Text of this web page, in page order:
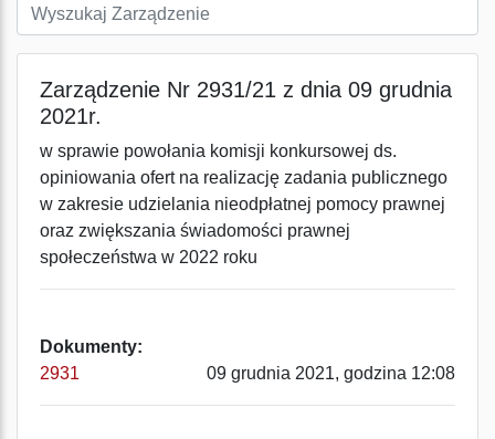
Zarządzenie Nr 2931/21 z dnia 09 grudnia
2021r.
w sprawie powołania komisji konkursowej ds.
opiniowania ofert na realizację zadania publicznego
w zakresie udzielania nieodpłatnej pomocy prawnej
oraz zwiększania świadomości prawnej
społeczeństwa w 2022 roku
Dokumenty:
2931
09 grudnia 2021, godzina 12:08